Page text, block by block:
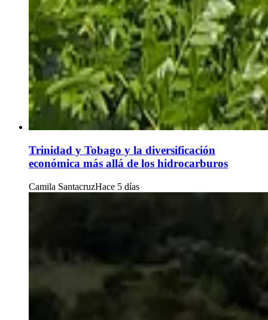
Trinidad y Tobago y la diversificación
económica más allá de los hidrocarburos
Camila SantacruzHace 5 días